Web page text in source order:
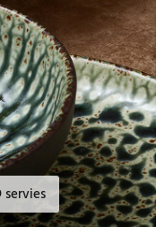
servies